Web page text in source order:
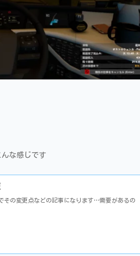
な感じです
その変更点などの記事になります…需要があるの